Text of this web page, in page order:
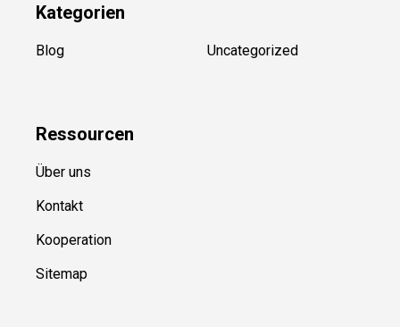
Kategorien
Blog Uncategorized
Ressourcen
Über uns
Kontakt
Kooperation
Sitemap